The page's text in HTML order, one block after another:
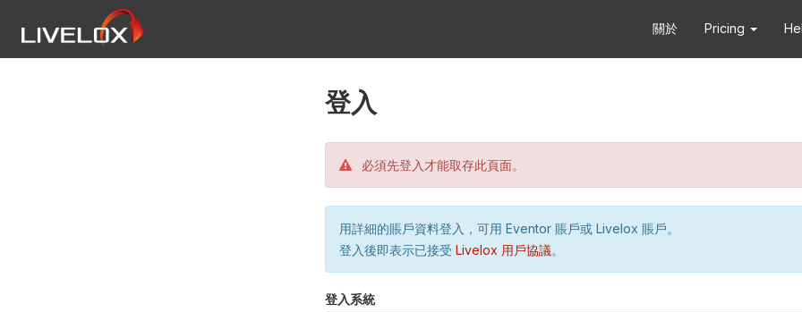
關於 Pricing
登入
必須先登入才能取存此頁面。
用詳細的賬戶資料登入，可用 Eventor 賬戶或 Livelox 賬戶。
登入後即表示已接受 Livelox 用戶協議。
登入系統